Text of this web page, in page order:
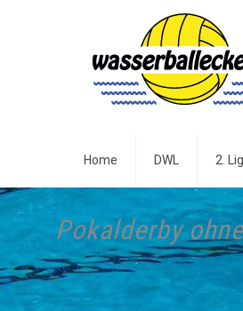
Home DWL 2.
Pokalderby